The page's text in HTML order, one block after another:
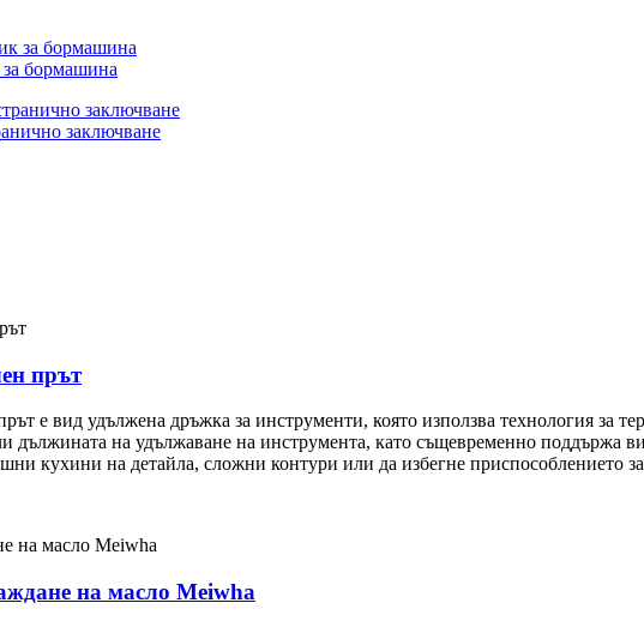
бормашина
заключване
прът
е вид удължена дръжка за инструменти, която използва технология за
дължината на удължаване на инструмента, като същевременно поддържа
кухини на детайла, сложни контури или да избегне приспособлението
на масло Meiwha